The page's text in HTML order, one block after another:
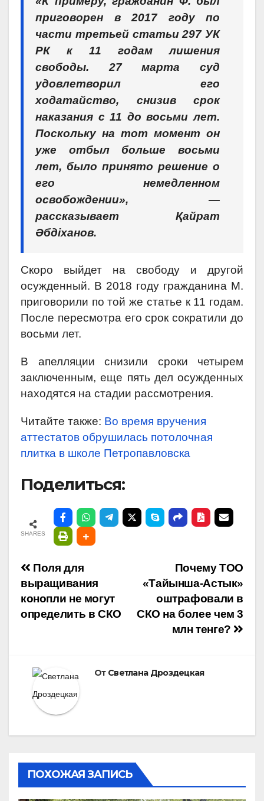
приговорен в 2017 году по
части третьей статьи 297 УК
РК к 11 годам лишения
свободы. 27 марта суд
удовлетворил его
ходатайство, снизив срок
наказания с 11 до восьми лет.
Поскольку на тот момент он
уже отбыл больше восьми
лет, было принято решение о
его немедленном
освобождении», —
рассказывает Қайрат
Әбдіханов.
Скоро выйдет на свободу и другой
осужденный. В 2018 году гражданина М.
приговорили по той же статье к 11 годам.
После пересмотра его срок сократили до
восьми лет.
В апелляции снизили сроки четырем
заключенным, еще пять дел осужденных
находятся на стадии рассмотрения.
Читайте также: Во время вручения
аттестатов обрушилась потолочная
плитка в школе Петропавловска
Поделиться:
SHARES
Навигация
по
записям
Почему ТОО
«Тайынша-Астык»
оштрафовали в
СКО на более чем 3
млн тенге?
Поля для
выращивания
конопли не могут
определить в СКО
От Светлана Дроздецкая
ПОХОЖАЯ ЗАПИСЬ